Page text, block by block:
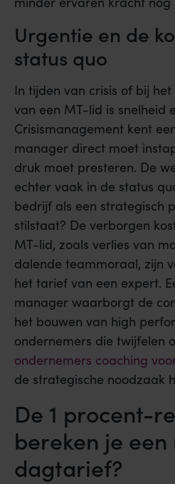
Urgentie en de
status quo
In tijden van crisis of bij
van een MT-lid is snelheid
Crisismanagement kent
manager direct moet
druk moet presteren. De
echter vaak in de status
bedrijf als een strategisch
stilstaat? De verborgen
MT-lid, zoals verlies van
dalende teammoraal, zijn
het tarief van een expert.
manager waarborgt de
het bouwen van high
ondernemers die twijfelen
ondernemers coaching
de strategische noodzaak
De 1 procent-
bereken je een
dagtarief?